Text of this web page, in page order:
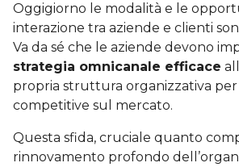
Oggigiorno le modalità e le
interazione tra aziende e clienti
Va da sé che le aziende devono
strategia omnicanale efficace
propria struttura organizzativa
competitive sul mercato.
Questa sfida, cruciale quanto
rinnovamento profondo